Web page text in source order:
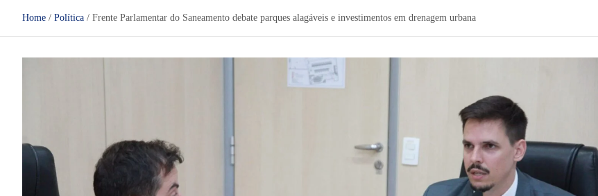
Home Política Frente Parlamentar do Saneamento debate parques alagáveis e investimentos em drenagem urbana